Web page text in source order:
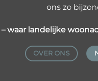
ons zo
waar landelijke
OVER ONS